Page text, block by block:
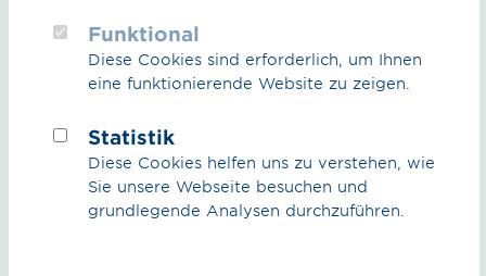
unterirdisch
100 bar
Funktional
Diese Cookies sind erforderlich, um Ihnen
eine funktionierende Website zu zeigen.
Statistik
Diese Cookies helfen uns zu verstehen, wie
Sie unsere Webseite besuchen und
grundlegende Analysen durchzuführen.